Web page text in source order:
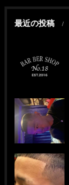
最近の投稿